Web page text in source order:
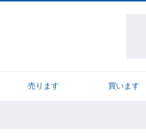
売ります 買います